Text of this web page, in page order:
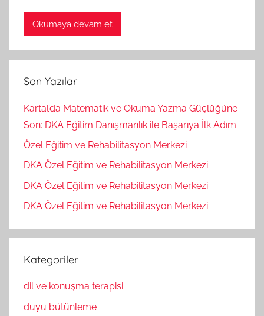
Okumaya devam et
Son Yazılar
Kartal’da Matematik ve Okuma Yazma Güçlüğüne
Son: DKA Eğitim Danışmanlık ile Başarıya İlk Adım
Özel Eğitim ve Rehabilitasyon Merkezi
DKA Özel Eğitim ve Rehabilitasyon Merkezi
DKA Özel Eğitim ve Rehabilitasyon Merkezi
DKA Özel Eğitim ve Rehabilitasyon Merkezi
Kategoriler
dil ve konuşma terapisi
duyu bütünleme